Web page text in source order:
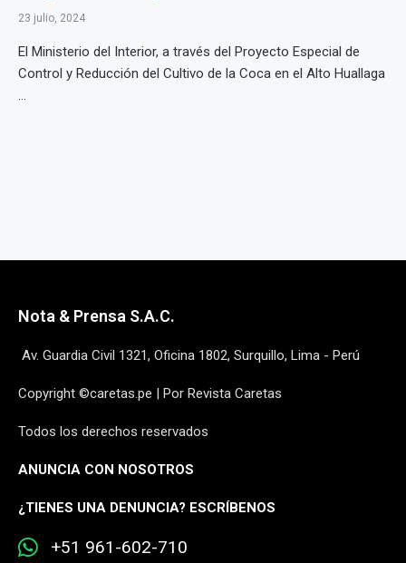
23 julio, 2024
El Ministerio del Interior, a través del Proyecto Especial de
Control y Reducción del Cultivo de la Coca en el Alto Huallaga
...
Nota & Prensa S.A.C.
Av. Guardia Civil 1321, Oficina 1802, Surquillo, Lima - Perú
Copyright ©caretas.pe | Por Revista Caretas
Todos los derechos reservados
ANUNCIA CON NOSOTROS
¿TIENES UNA DENUNCIA? ESCRÍBENOS
+51 961-602-710